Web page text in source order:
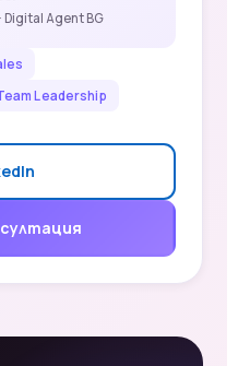
Digital Agent BG
Leadership